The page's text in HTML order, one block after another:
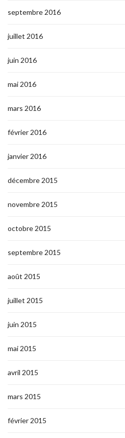
septembre 2016
juillet 2016
juin 2016
mai 2016
mars 2016
février 2016
janvier 2016
décembre 2015
novembre 2015
octobre 2015
septembre 2015
août 2015
juillet 2015
juin 2015
mai 2015
avril 2015
mars 2015
février 2015